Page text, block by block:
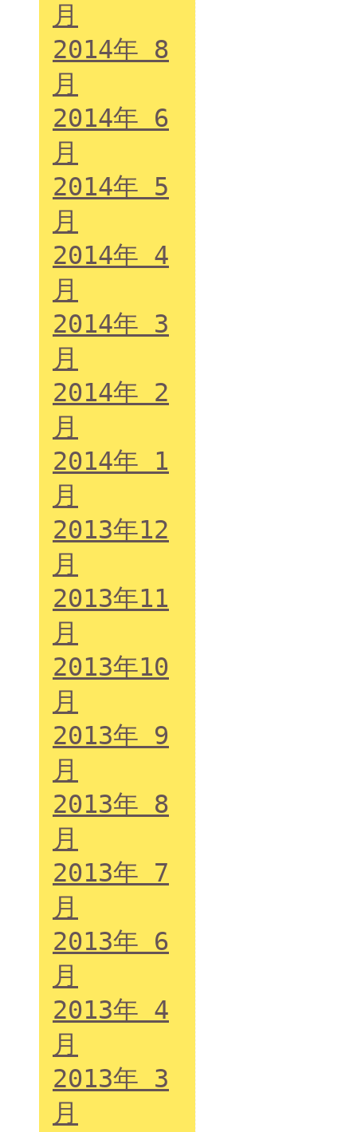
月
2014年 8
月
2014年 6
月
2014年 5
月
2014年 4
月
2014年 3
月
2014年 2
月
2014年 1
月
2013年12
月
2013年11
月
2013年10
月
2013年 9
月
2013年 8
月
2013年 7
月
2013年 6
月
2013年 4
月
2013年 3
月